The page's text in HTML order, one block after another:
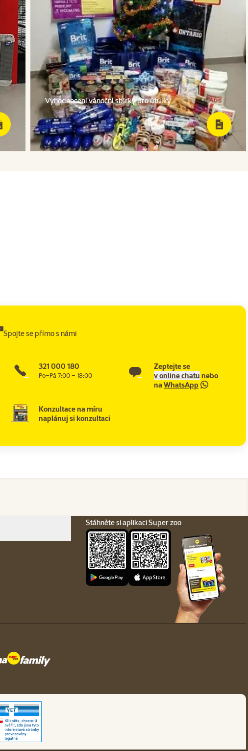
Vyhodnocení vánoční sbírky pro útulky
Spojte se přímo s námi
321 000 180
Po–Pá 7:00 – 18:00
Zeptejte se
v online chatunebo
naWhatsApp
Konzultace na míru
naplánuj si konzultaci
Stáhněte si aplikaci Super zoo